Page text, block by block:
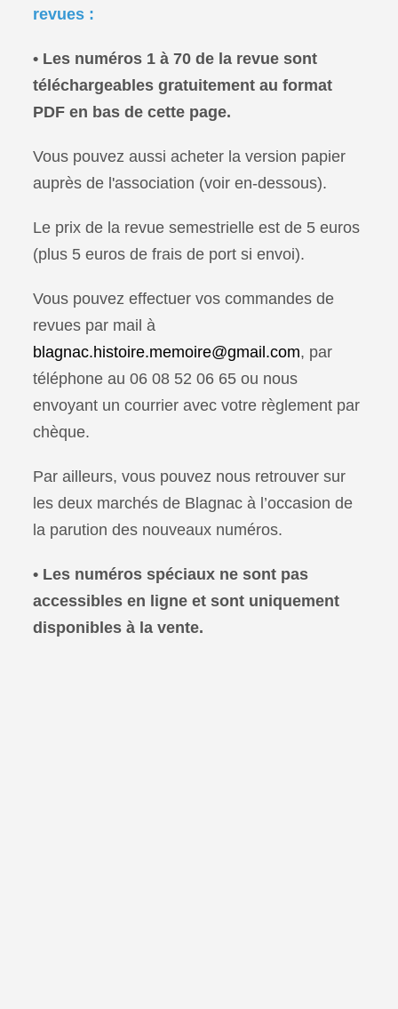
revues :
• Les numéros 1 à 70 de la revue sont
téléchargeables gratuitement au format
PDF en bas de cette page.
Vous pouvez aussi acheter la version papier
auprès de l'association (voir en-dessous).
Le prix de la revue semestrielle est de 5 euros
(plus 5 euros de frais de port si envoi).
Vous pouvez effectuer vos commandes de
revues par mail à
blagnac.histoire.memoire@gmail.com, par
téléphone au 06 08 52 06 65 ou nous
envoyant un courrier avec votre règlement par
chèque.
Par ailleurs, vous pouvez nous retrouver sur
les deux marchés de Blagnac à l’occasion de
la parution des nouveaux numéros.
• Les numéros spéciaux ne sont pas
accessibles en ligne et sont uniquement
disponibles à la vente.